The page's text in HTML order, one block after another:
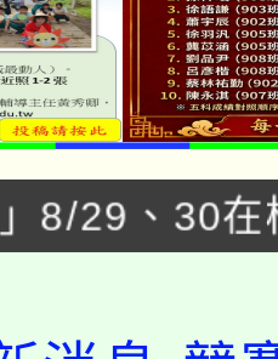
學年度第
師甄選結果
」8/29、30
!
時於龍潭區
局內行報名